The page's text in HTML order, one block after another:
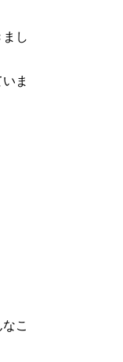
し
ま
こ